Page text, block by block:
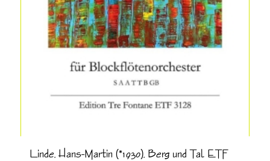
Linde, Hans-Martin (*1930), Berg und Tal ETF